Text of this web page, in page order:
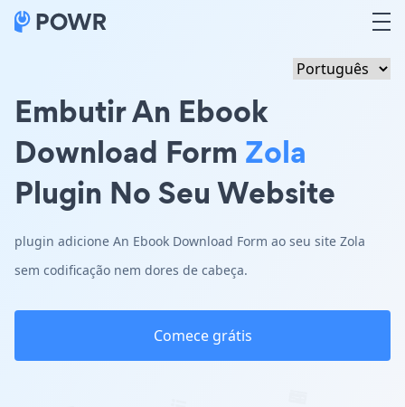
Embutir An Ebook
Download Form Zola
Plugin No Seu Website
plugin adicione An Ebook Download Form ao seu site Zola
sem codificação nem dores de cabeça.
Comece grátis